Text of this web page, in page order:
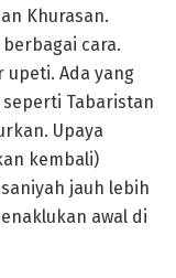
Khurasan.
cara.
upeti. Ada yang
Tabaristan
Upaya
kembali)
jauh lebih
awal di